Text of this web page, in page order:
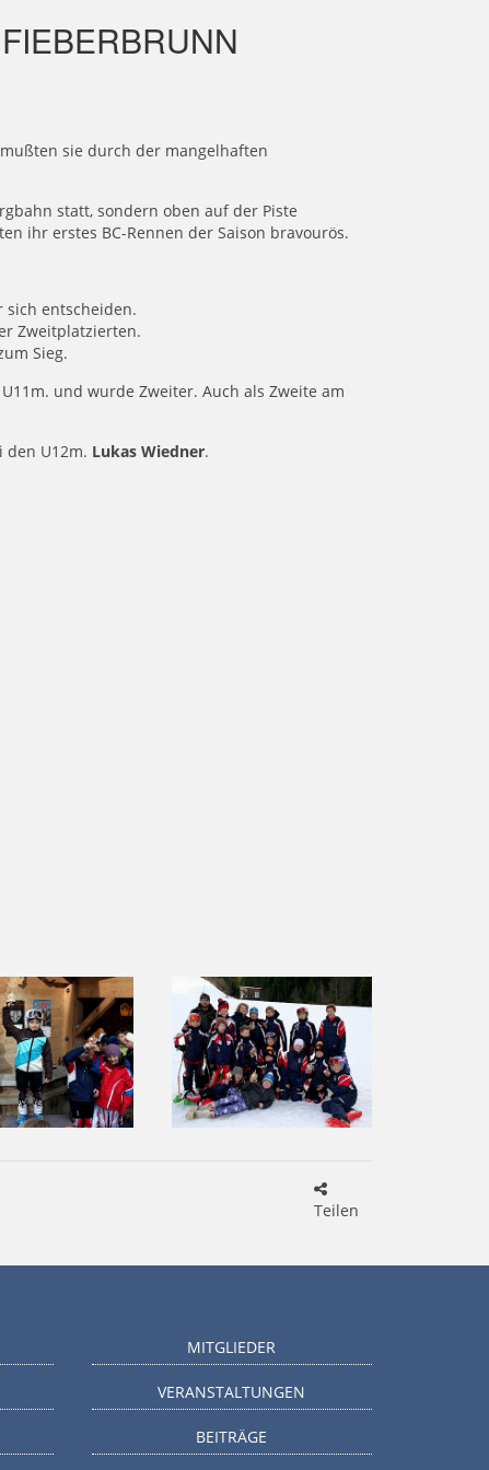
sie durch der mangelhaften
statt, sondern oben auf der Piste
ihr erstes BC-Rennen der Saison bravourös.
sich entscheiden.
Zweitplatzierten.
Sieg.
und wurde Zweiter. Auch als Zweite am
den U12m. Lukas Wiedner.
Teilen
MITGLIEDER
VERANSTALTUNGEN
BEITRÄGE